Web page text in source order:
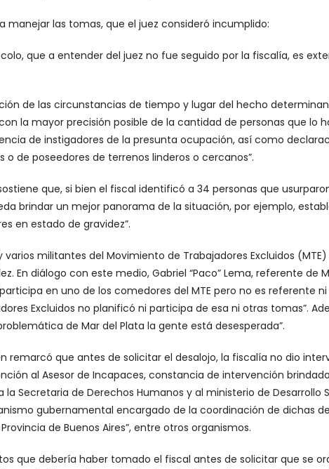
manejar las tomas, que el juez consideró incumplido:
que a entender del juez no fue seguido por la fiscalía, es
de las circunstancias de tiempo y lugar del hecho
la mayor precisión posible de la cantidad de personas que lo
de instigadores de la presunta ocupación, así como
de poseedores de terrenos linderos o cercanos”.
que, si bien el fiscal identificó a 34 personas que
brindar un mejor panorama de la situación, por ejemplo,
en estado de gravidez”.
militantes del Movimiento de Trabajadores Excluidos
En diálogo con este medio, Gabriel “Paco” Lema, referente de
en uno de los comedores del MTE pero no es referente
Excluidos no planificó ni participa de esa ni otras tomas”.
de Mar del Plata la gente está desesperada”.
remarcó que antes de solicitar el desalojo, la fiscalía no dio
al Asesor de Incapaces, constancia de intervención
Secretaria de Derechos Humanos y al ministerio de Desarrollo
gubernamental encargado de la coordinación de dichas
de Buenos Aires”, entre otros organismos.
que debería haber tomado el fiscal antes de solicitar que se